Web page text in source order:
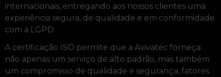
internacionais, entregando aos nossos clientes uma
experiência segura, de qualidade e em conformidade
com a LGPD.
A certificação ISO permite que a Avivatec forneça
não apenas um serviço de alto padrão, mas também
um compromisso de qualidade e segurança, fatores